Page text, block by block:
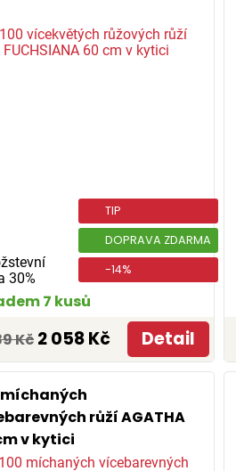
30%
TIP
DOPRAVA ZDARMA
-14%
7 kusů
Kč 2 058 Kč Detail
míchaných
růží AGATHA
v kytici